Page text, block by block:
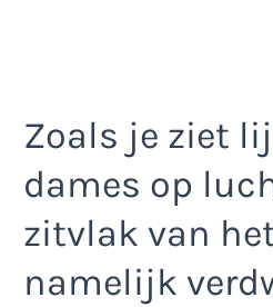
Zoals je ziet
dames op
zitvlak van
namelijk